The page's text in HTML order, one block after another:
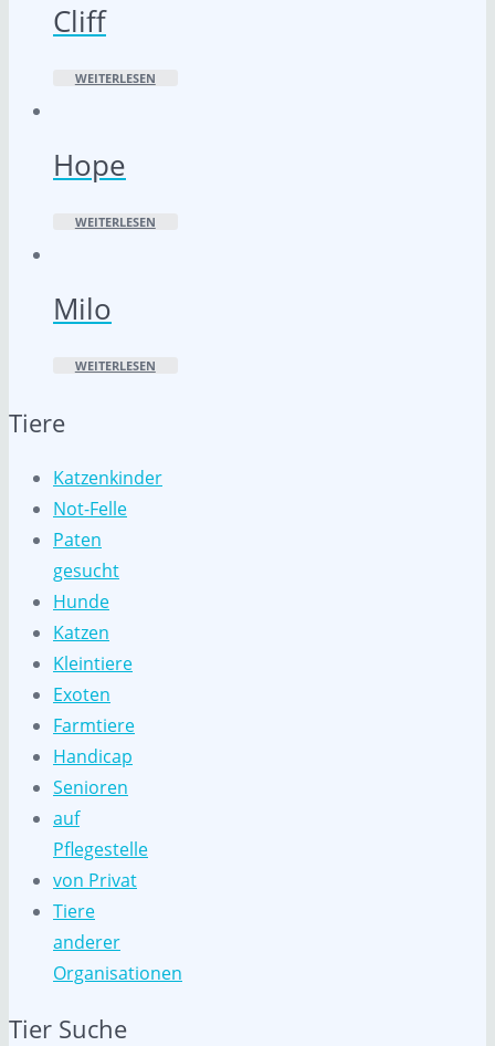
Cliff
WEITERLESEN
Hope
WEITERLESEN
Milo
WEITERLESEN
Tiere
Katzenkinder
Not-Felle
Paten
gesucht
Hunde
Katzen
Kleintiere
Exoten
Farmtiere
Handicap
Senioren
auf
Pflegestelle
von Privat
Tiere
anderer
Organisationen
Tier Suche